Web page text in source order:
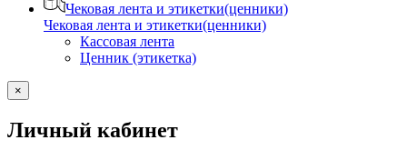
Чековая лента и этикетки(ценники)
Чековая лента и этикетки(ценники)
Кассовая лента
Ценник (этикетка)
×
Личный кабинет